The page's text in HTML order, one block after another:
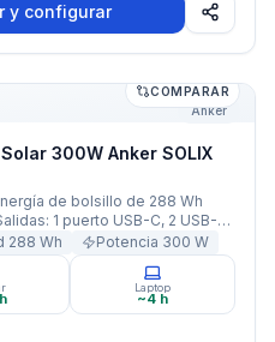
y configurar
300W Anker SOLIX
Anker
COMPARAR
300W Anker SOLIX
de bolsillo de 288 Wh
1 puerto USB-C, 2 USB-A ,
1 toma de auto.
288 Wh Potencia 300 W
Laptop
~4 h